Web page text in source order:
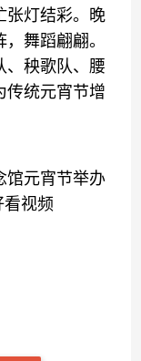
张灯结彩。晚
舞蹈翩翩。
、秧歌队、腰
传统元宵节增
馆元宵节举办
视频